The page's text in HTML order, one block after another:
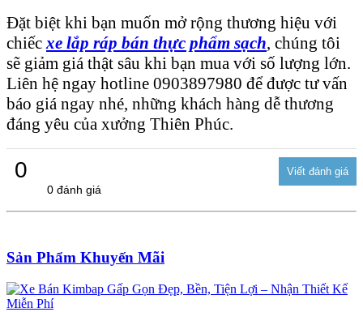
Đặt biệt khi bạn muốn mở rộng thương hiệu với
chiếcxe lắp ráp bán thực phẩm sạch, chúng tôi
sẽ giảm giá thật sâu khi bạn mua với số lượng lớn.
Liên hệ ngay hotline 0903897980 để được tư vấn
báo giá ngay nhé, những khách hàng dễ thương
đáng yêu của xưởng Thiên Phúc.
0
0 đánh giá
Sản Phẩm Khuyến Mãi